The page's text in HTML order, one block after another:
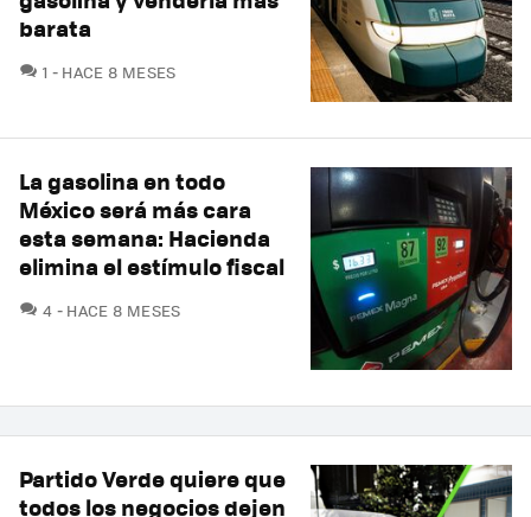
barata
1 COMENTARIOS
HACE 8 MESES
La gasolina en todo
México será más cara
esta semana: Hacienda
elimina el estímulo fiscal
4 COMENTARIOS
HACE 8 MESES
Partido Verde quiere que
todos los negocios dejen